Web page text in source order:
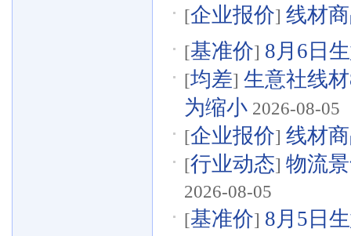
[企业报价] 线材
[基准价] 8月6日
[均差] 生意社线
为缩小 2026-08-05
[企业报价] 线材
[行业动态] 物流
2026-08-05
[基准价] 8月5日